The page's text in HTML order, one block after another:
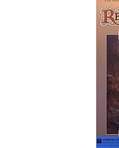
Mini Car